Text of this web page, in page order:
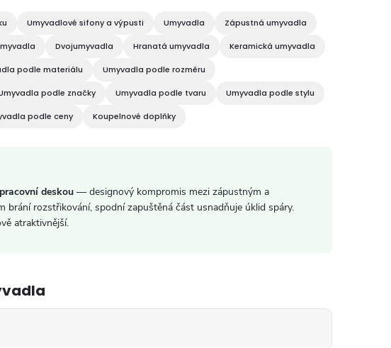
Umyvadlové sifony a výpusti Umyvadla Zápustná umyvadla
Dvojumyvadla Hranatá umyvadla Keramická umyvadla
podle materiálu Umyvadla podle rozměru
podle značky Umyvadla podle tvaru Umyvadla podle stylu
podle ceny Koupelnové doplňky
deskou — designový kompromis mezi zápustným a
brání rozstřikování, spodní zapuštěná část usnadňuje úklid spáry.
atraktivnější.